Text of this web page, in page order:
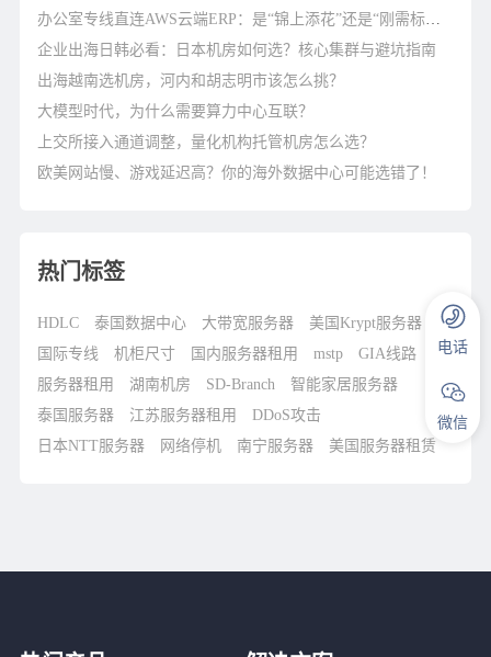
办公室专线直连AWS云端ERP：是“锦上添花”还是“刚需标配”？
企业出海日韩必看：日本机房如何选？核心集群与避坑指南
出海越南选机房，河内和胡志明市该怎么挑？
大模型时代，为什么需要算力中心互联？
上交所接入通道调整，量化机构托管机房怎么选？
欧美网站慢、游戏延迟高？你的海外数据中心可能选错了！
热门标签
HDLC 泰国数据中心 大带宽服务器
美国Krypt服务器
国际专线
机柜尺寸 国内服务器租用 mstp
GIA线路
服务器租用
湖南机房 SD-Branch
智能家居服务器
泰国服务器
江苏服务器租用
DDoS攻击
日本NTT服务器
网络停机 南宁服务器 美国服务器租赁
电话
微信